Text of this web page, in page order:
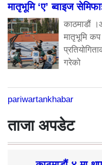
मातृभूमि ‘ए’ ब्वाइज
काठमाडौं
मातृभूमि कप
गरेको
pariwartankhabar
ताजा अपडेट